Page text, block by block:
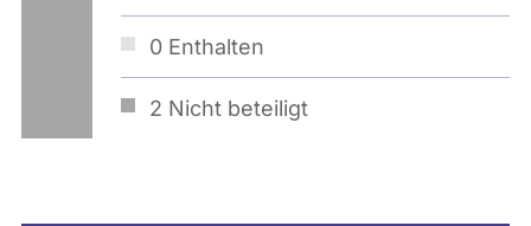
0 Enthalten
2 Nicht beteiligt